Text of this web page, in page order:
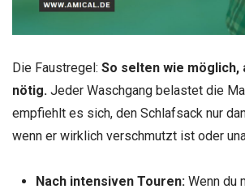
Die Faustregel: So selten wie möglich,
nötig. Jeder Waschgang belastet die
empfiehlt es sich, den Schlafsack nur
wenn er wirklich verschmutzt ist oder
Nach intensiven Touren:Wenn du